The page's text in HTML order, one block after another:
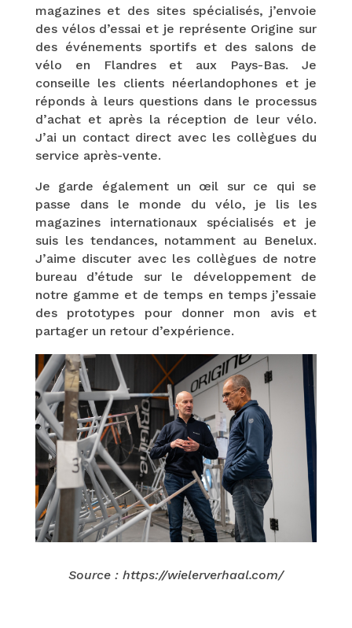
magazines et des sites spécialisés, j’envoie
des vélos d’essai et je représente Origine sur
des événements sportifs et des salons de
vélo en Flandres et aux Pays-Bas. Je
conseille les clients néerlandophones et je
réponds à leurs questions dans le processus
d’achat et après la réception de leur vélo.
J’ai un contact direct avec les collègues du
service après-vente.
Je garde également un œil sur ce qui se
passe dans le monde du vélo, je lis les
magazines internationaux spécialisés et je
suis les tendances, notamment au Benelux.
J’aime discuter avec les collègues de notre
bureau d’étude sur le développement de
notre gamme et de temps en temps j’essaie
des prototypes pour donner mon avis et
partager un retour d’expérience.
Source : https://wielerverhaal.com/